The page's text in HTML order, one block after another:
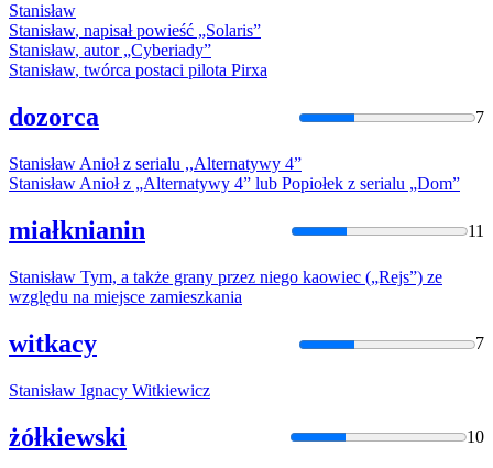
Stanisław
Stanisław, napisał powieść „Solaris”
Stanisław, autor „Cyberiady”
Stanisław, twórca postaci pilota Pirxa
dozorca 7
Stanisław Anioł z serialu ,,Alternatywy 4”
Stanisław Anioł z „Alternatywy 4” lub Popiołek z serialu „Dom”
miałknianin 11
Stanisław Tym, a także grany przez niego kaowiec („Rejs”) ze
względu na miejsce zamieszkania
witkacy 7
Stanisław Ignacy Witkiewicz
żółkiewski 10